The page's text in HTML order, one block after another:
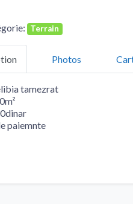
Terrain
Photos
tamezrat
paiemnte